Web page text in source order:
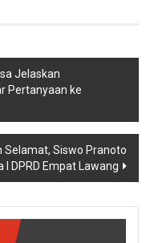
Jelaskan
Pertanyaan ke
Selamat, Siswo Pranoto
I DPRD Empat Lawang